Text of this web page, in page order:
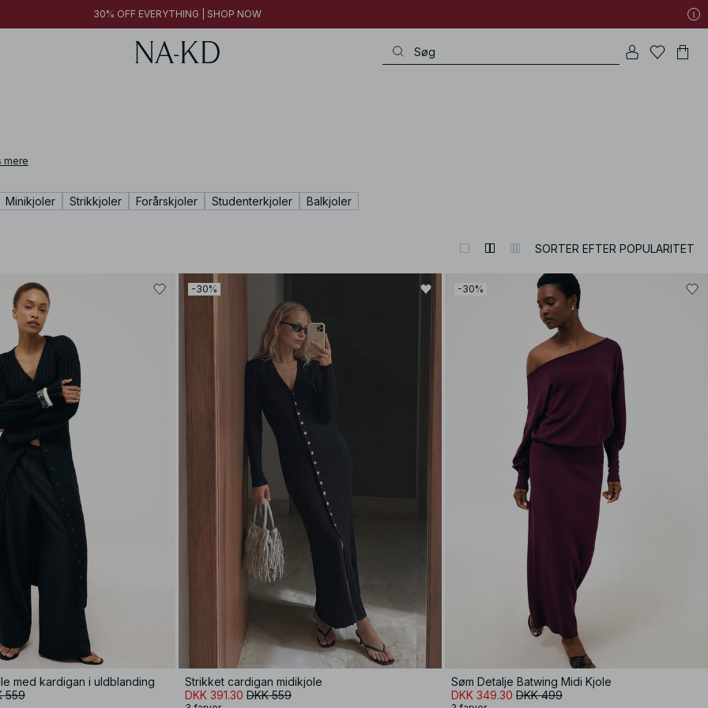
30% OFF EVERYTHING | SHOP NOW
mere
Minikjoler Strikkjoler Forårskjoler Studenterkjoler Balkjoler
SORTER EFTER POPULARITET
med kardigan i uldblanding
559
-30%
Strikket cardigan midikjole
DKK 391.30 DKK 559
-30%
Søm Detalje Batwing Midi Kjole
DKK 349.30 DKK 499